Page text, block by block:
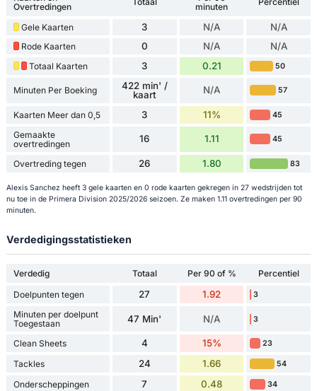
Overtredingen
minuten
Gele Kaarten 3 N/A N/A
Rode Kaarten 0 N/A N/A
Totaal Kaarten 3 0.21 50
Minuten Per Boeking
422 min' /
kaart
N/A 57
Kaarten Meer dan 0,5 3 11% 45
Gemaakte
overtredingen
16 1.11 45
Overtreding tegen 26 1.80 83
Alexis Sanchez heeft 3 gele kaarten en 0 rode kaarten gekregen in 27 wedstrijden tot
nu toe in de Primera Division 2025/2026 seizoen. Ze maken 1.11 overtredingen per 90
minuten.
Verdedigingsstatistieken
Verdedig Totaal Per 90 of %
Percentiel
Doelpunten tegen
27 1.92 3
Minuten per doelpunt
Toegestaan
47 Min' N/A 3
Clean Sheets 4 15% 23
Tackles 24 1.66 54
Onderscheppingen 7 0.48 34